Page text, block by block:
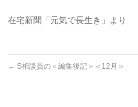
在宅新聞「元気で長生き」より
← S相談員の＜編集後記＞＜12月＞